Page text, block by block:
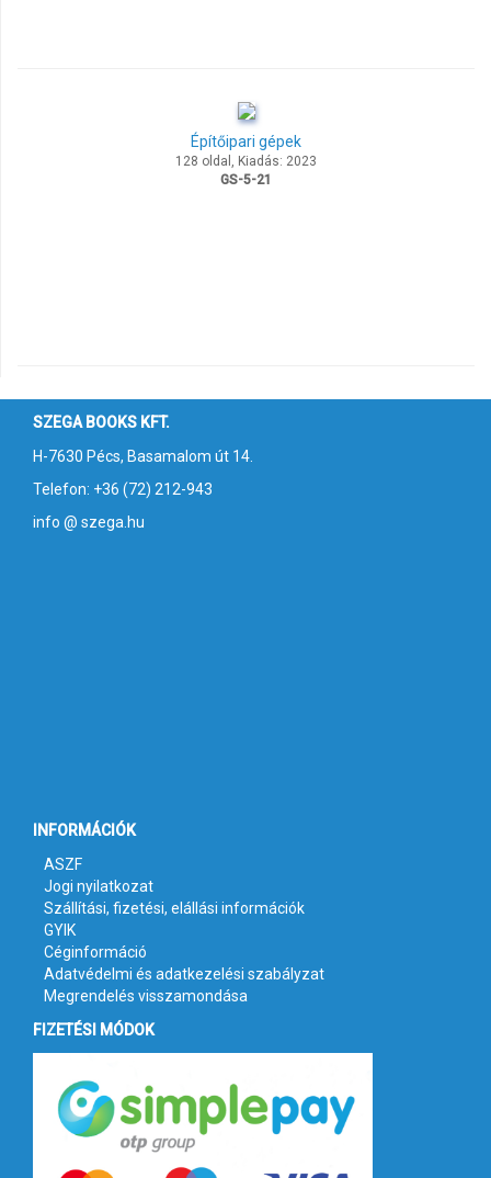
Építőipari gépek
128 oldal, Kiadás: 2023
GS-5-21
SZEGA BOOKS KFT.
H-7630 Pécs, Basamalom út 14.
Telefon: +36 (72) 212-943
info @ szega.hu
INFORMÁCIÓK
ASZF
Jogi nyilatkozat
Szállítási, fizetési, elállási információk
GYIK
Céginformáció
Adatvédelmi és adatkezelési szabályzat
Megrendelés visszamondása
FIZETÉSI MÓDOK